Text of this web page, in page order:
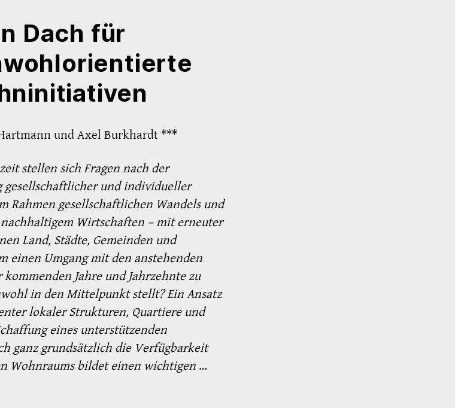
Dach für
und Axel Burkhardt ***
stellen sich Fragen nach der
gesellschaftlicher und individueller
Rah­men gesellschaftlichen Wandels und
Wirtschaften – mit er­neuter
Land, Städte, Gemeinden und
einen Umgang mit den anstehenden
Jahre und Jahrzehnte zu
in den Mittelpunkt stellt? Ein Ansatz
lokaler Struk­turen, Quartiere und
eines unterstützenden
ganz grundsätzlich die Verfügbarkeit
Wohnraums bildet einen wich­tigen …